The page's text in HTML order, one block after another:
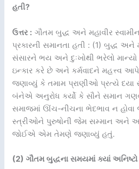
હતી?
ઉત્તર : ગૌતમ બુદ્ધ અને મહાવીર
પ્રકારની સમાનતા હતી : (1) બુદ્ધ
સંસારને ભય અને દુઃખોથી ભરેલો
ઇન્કાર કરે છે અને કર્મવાદને મહત્ત્વ
જણાવ્યું કે તમામ પ્રાણીઓ પ્રત્યે દયા
બંનેએ અનુરોધ કર્યો કે સૌને સમાન
સમાજમાં ઊંચ-નીચના ભેદભાવ ન
સ્ત્રીઓને પુરુષોની જેમ સમ્માન અને
જોઈએ એમ તેમણે જણાવ્યું હતું.
(2) ગૌતમ બુદ્ધના સમયમાં ક્યાં અનિષ્ટો